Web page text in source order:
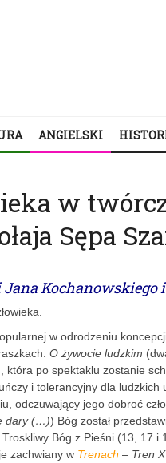
ANGIELSKI
w
Sępa
Kochanowskiego
w odrodzeniu
O żywocie ludzkim
która po spektaklu zostanie
i tolerancyjny dla ludzkich
odczuwający jego dobroć
dary (…)) Bóg został
Bóg z Pieśni (13, 17 i
zachwiany w Trenach – Tren X